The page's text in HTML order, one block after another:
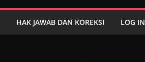
HAK JAWAB DAN KOREKSI LOG IN